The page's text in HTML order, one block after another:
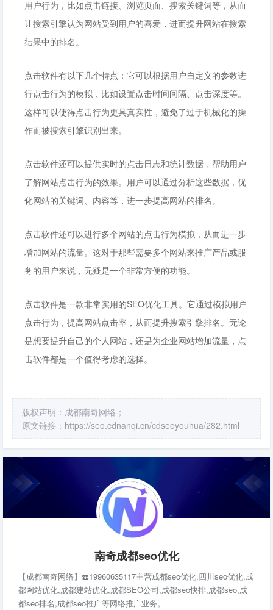
用户行为，比如点击链接、浏览页面、搜索关键词等，从而
让搜索引擎认为网站受到用户的喜爱，进而提升网站在搜索
结果中的排名。
点击软件有以下几个特点：它可以根据用户自定义的参数进
行点击行为的模拟，比如设置点击时间间隔、点击深度等。
这样可以使得点击行为更具真实性，避免了过于机械化的操
作而被搜索引擎识别出来。
点击软件还可以提供实时的点击日志和统计数据，帮助用户
了解网站点击行为的效果。用户可以通过分析这些数据，优
化网站的关键词、内容等，进一步提高网站的排名。
点击软件还可以进行多个网站的点击行为模拟，从而进一步
增加网站的流量。这对于那些需要多个网站来推广产品或服
务的用户来说，无疑是一个非常方便的功能。
点击软件是一款非常实用的SEO优化工具。它通过模拟用户
点击行为，提高网站点击率，从而提升搜索引擎排名。无论
是想要提升自己的个人网站，还是为企业网站增加流量，点
击软件都是一个值得考虑的选择。
版权声明：成都南奇网络；
原文链接： https://seo.cdnanqi.cn/cdseoyouhua/282.html
南奇成都seo优化
【成都南奇网络】☎️19960635117主营成都seo优化,四川seo优化,成
都网站优化,成都建站优化,成都SEO公司,成都seo快排,成都seo,成
都seo排名,成都seo推广等网络推广业务。